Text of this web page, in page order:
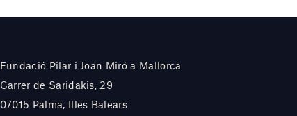
Fundació Pilar i Joan Miró a Mallorca
Carrer de Saridakis, 29
07015 Palma, Illes Balears